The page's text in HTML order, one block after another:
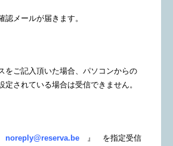
認メールが届きます。
をご記入頂いた場合、パソコンからの
定されている場合は受信できません。
noreply@reserva.be 』 を指定受信